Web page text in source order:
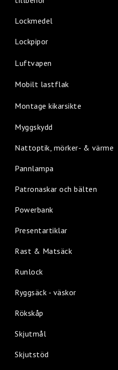
Lockmedel
Lockpipor
Luftvapen
Mobilt lastflak
Montage kikarsikte
Myggskydd
Nattoptik, mörker- & värme
Pannlampa
Patronaskar och bälten
Powerbank
Presentartiklar
Rast & Matsäck
Runlock
Ryggsäck - väskor
Rökskåp
Skjutmål
Skjutstöd